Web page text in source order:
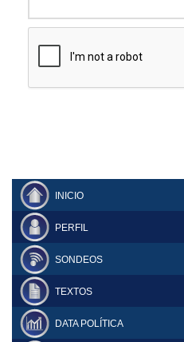
INICIO
PERFIL
SONDEOS
TEXTOS
DATA POLÍTICA